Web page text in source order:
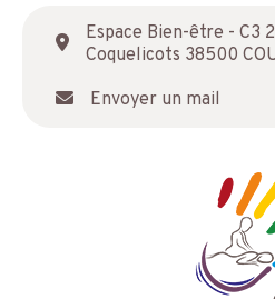
Espace Bien-être - C3
Coquelicots 38500
Envoyer un mail